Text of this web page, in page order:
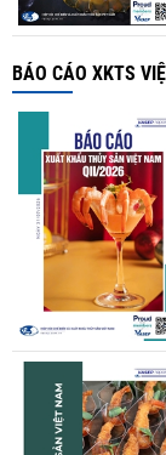
BÁO CÁO XKTS